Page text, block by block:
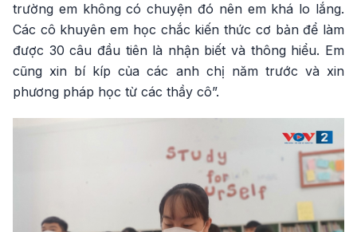
trường em không có chuyện đó nên em khá lo lắng.
Các cô khuyên em học chắc kiến thức cơ bản để làm
được 30 câu đầu tiên là nhận biết và thông hiểu. Em
cũng xin bí kíp của các anh chị năm trước và xin
phương pháp học từ các thầy cô”.